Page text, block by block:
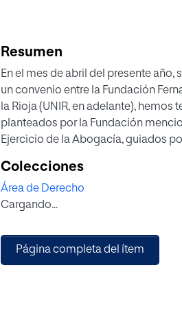
Resumen
En el mes de abril del presente año,
un convenio entre la Fundación
la Rioja (UNIR, en adelante),
planteados por la Fundación
Ejercicio de la Abogacía, guiados
tres entidades beneficiarias. Con el
investigación, hemos elaborado
que hayan sido de su máxima
Colecciones
Área de Derecho
Cargando...
Página completa del ítem